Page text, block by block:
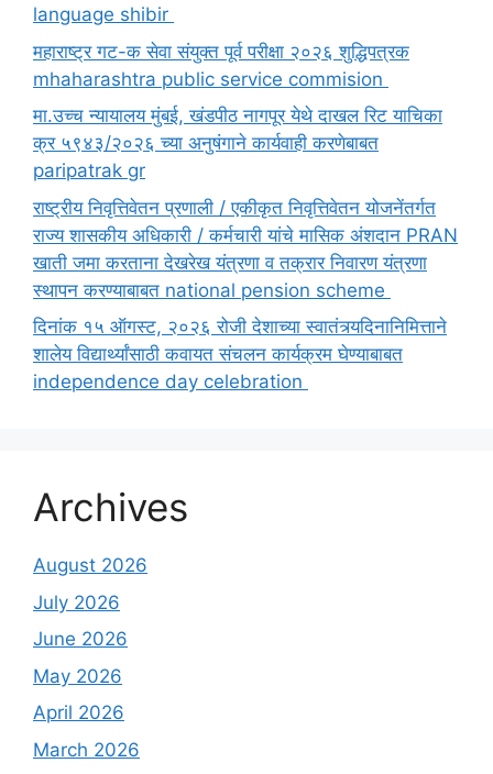
language shibir
महाराष्ट्र गट-क सेवा संयुक्त पूर्व परीक्षा २०२६ शुद्धिपत्रक
mhaharashtra public service commision
मा.उच्च न्यायालय मुंबई, खंडपीठ नागपूर येथे दाखल रिट याचिका
क्र ५९४३/२०२६ च्या अनुषंगाने कार्यवाही करणेबाबत
paripatrak gr
राष्ट्रीय निवृत्तिवेतन प्रणाली / एकीकृत निवृत्तिवेतन योजनेंतर्गत
राज्य शासकीय अधिकारी / कर्मचारी यांचे मासिक अंशदान PRAN
खाती जमा करताना देखरेख यंत्रणा व तक्रार निवारण यंत्रणा
स्थापन करण्याबाबत national pension scheme
दिनांक १५ ऑगस्ट, २०२६ रोजी देशाच्या स्वातंत्र्यदिनानिमित्ताने
शालेय विद्यार्थ्यांसाठी कवायत संचलन कार्यक्रम घेण्याबाबत
independence day celebration
Archives
August 2026
July 2026
June 2026
May 2026
April 2026
March 2026